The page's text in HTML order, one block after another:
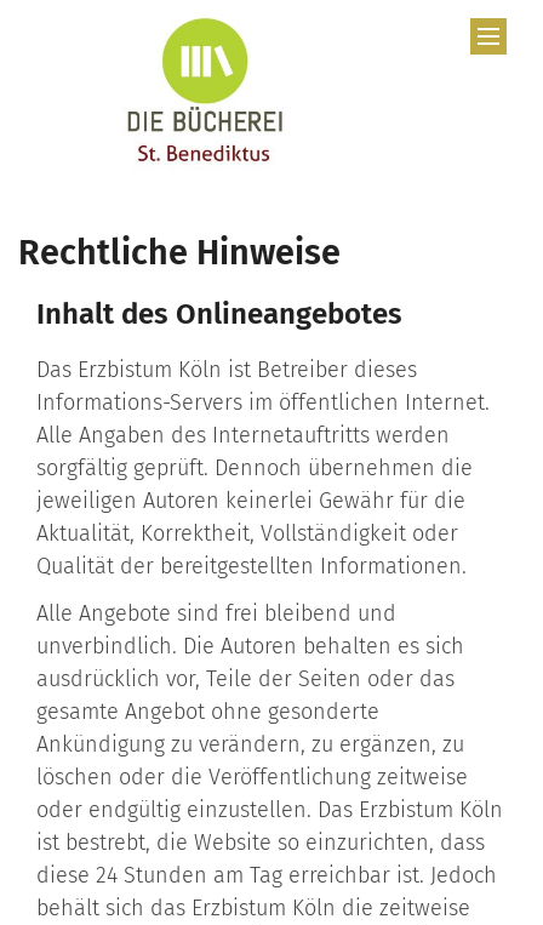
Zum Inhalt springen
Rechtliche Hinweise
Inhalt des Onlineangebotes
Das Erzbistum Köln ist Betreiber dieses
Informations-Servers im öffentlichen Internet.
Alle Angaben des Internetauftritts werden
sorgfältig geprüft. Dennoch übernehmen die
jeweiligen Autoren keinerlei Gewähr für die
Aktualität, Korrektheit, Vollständigkeit oder
Qualität der bereitgestellten Informationen.
Alle Angebote sind frei bleibend und
unverbindlich. Die Autoren behalten es sich
ausdrücklich vor, Teile der Seiten oder das
gesamte Angebot ohne gesonderte
Ankündigung zu verändern, zu ergänzen, zu
löschen oder die Veröffentlichung zeitweise
oder endgültig einzustellen. Das Erzbistum Köln
ist bestrebt, die Website so einzurichten, dass
diese 24 Stunden am Tag erreichbar ist. Jedoch
behält sich das Erzbistum Köln die zeitweise